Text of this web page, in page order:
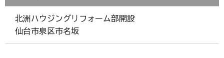
北洲ハウジングリフォーム部開設
仙台市泉区市名坂